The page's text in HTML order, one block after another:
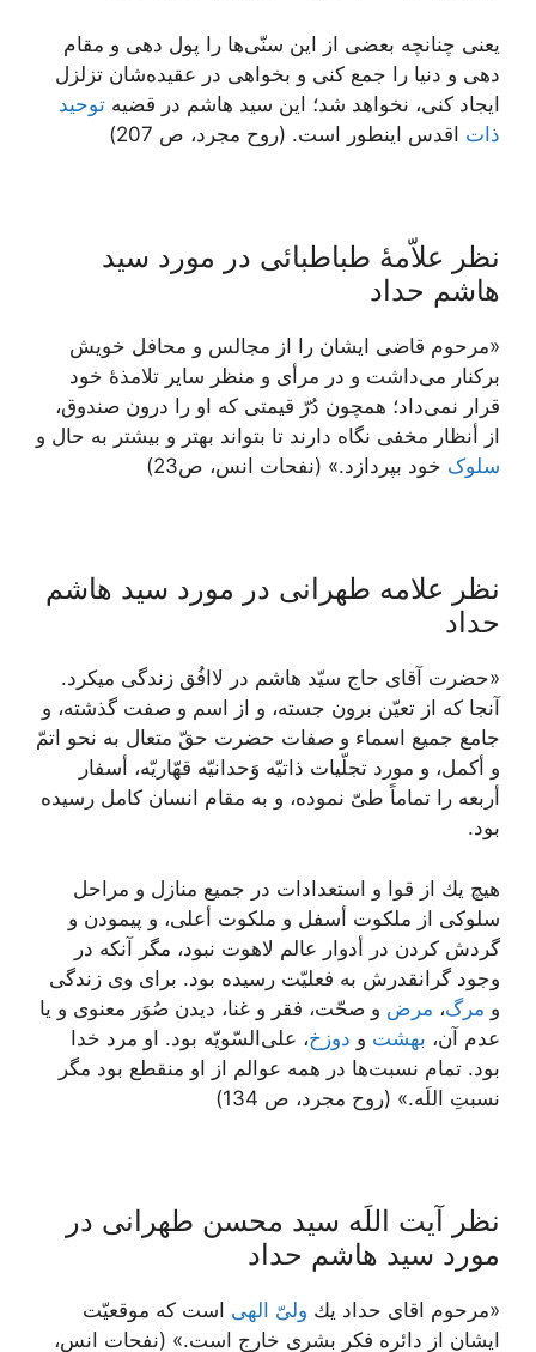
يعنى چنانچه بعضى از اين سنّی‌ها را پول دهى و مقام
دهى و دنيا را جمع كنى و بخواهى در عقيده‌‏شان تزلزل
ايجاد كنى، نخواهد شد؛ اين سيد هاشم در قضيه توحيد
ذات اقدس اين‏طور است. (روح مجرد، ص 207)
نظر علاّمۀ طباطبائی در مورد سید
هاشم حداد
«مرحوم قاضی ایشان را از مجالس و محافل خویش
برکنار می‌داشت و در مرأی و منظر سایر تلامذۀ خود
قرار نمی‌داد؛ همچون دُرّ قیمتی که او را درون صندوق،
از أنظار مخفی نگاه دارند تا بتواند بهتر و بیشتر به حال و
سلوک خود بپردازد.» (نفحات انس، ص23)
نظر علامه طهرانی در مورد سید هاشم
حداد
«حضرت آقاى حاج سيّد هاشم در لاافُق زندگى ميكرد.
آنجا كه از تعيّن برون جسته، و از اسم و صفت گذشته، و
جامع جميع اسماء و صفات حضرت حقّ متعال به نحو اتمّ
و أكمل، و مورد تجلّيات ذاتيّه وَحدانيّه قهّاريّه، أسفار
أربعه را تماماً طىّ نموده، و به مقام انسان كامل رسيده
بود.
هيچ يك از قوا و استعدادات در جميع منازل و مراحل
سلوكى از ملكوت أسفل و ملكوت أعلى، و پيمودن و
گردش كردن در أدوار عالم لاهوت نبود، مگر آنكه در
وجود گرانقدرش به فعليّت رسيده بود. براى وى زندگى
و مرگ، مرض و صحّت، فقر و غنا، ديدن صُوَر معنوى و يا
عدم آن، بهشت و دوزخ، على‌السّويّه بود. او مرد خدا
بود. تمام نسبت‌ها در همه عوالم از او منقطع بود مگر
نسبتِ اللَه.» (روح مجرد، ص 134)
نظر آیت اللَه سید محسن طهرانی در
مورد سید هاشم حداد
«مرحوم اقای حداد يك ولىّ الهى است كه موقعيّت
ايشان از دائره فكر بشرى خارج است.» (نفحات انس،